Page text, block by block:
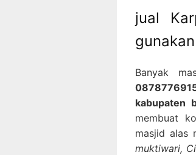
jual
Banyak
kabupaten
membuat
masjid alas
muktiwari,